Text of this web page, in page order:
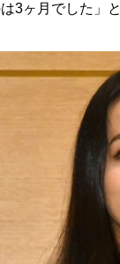
3ヶ月でした」